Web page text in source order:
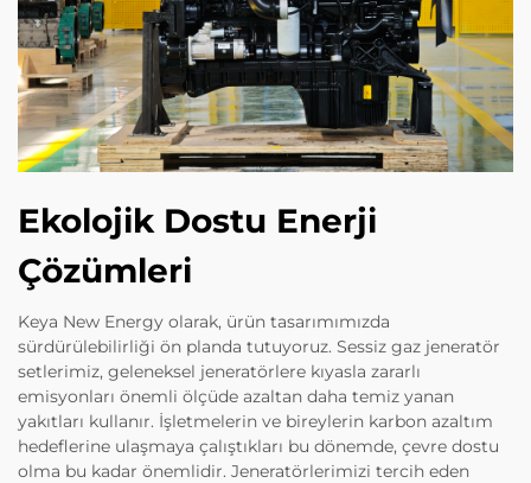
Ekolojik Dostu Enerji
Çözümleri
Keya New Energy olarak, ürün tasarımımızda
sürdürülebilirliği ön planda tutuyoruz. Sessiz gaz jeneratör
setlerimiz, geleneksel jeneratörlere kıyasla zararlı
emisyonları önemli ölçüde azaltan daha temiz yanan
yakıtları kullanır. İşletmelerin ve bireylerin karbon azaltım
hedeflerine ulaşmaya çalıştıkları bu dönemde, çevre dostu
olma bu kadar önemlidir. Jeneratörlerimizi tercih eden